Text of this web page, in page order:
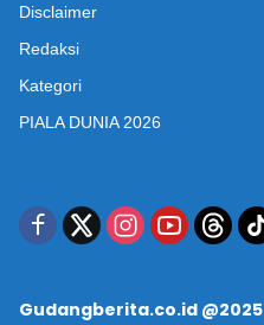
Disclaimer
Redaksi
Kategori
PIALA DUNIA 2026
Gudangberita.co.id @2025